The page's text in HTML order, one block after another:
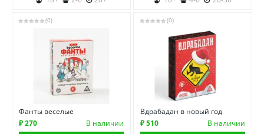
(0)
Фанты веселые
₽ 270
В наличии
(0)
Вдрабадан в новый год
₽ 510
В наличии